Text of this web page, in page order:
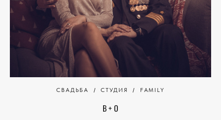
СВАДЬБА СТУДИЯ FAMILY
В + О